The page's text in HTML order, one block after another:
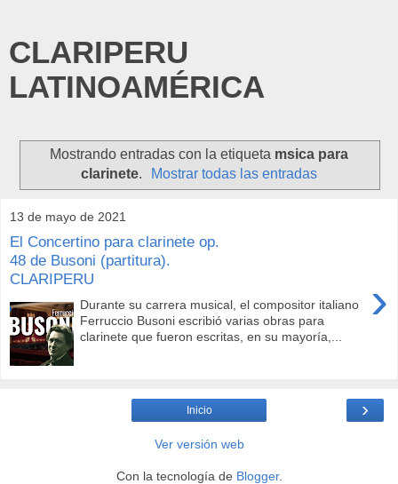
CLARIPERU
LATINOAMÉRICA
Mostrando entradas con la etiqueta msica para
clarinete. Mostrar todas las entradas
13 de mayo de 2021
El Concertino para clarinete op.
48 de Busoni (partitura).
CLARIPERU
›
Durante su carrera musical, el compositor italiano
Ferruccio Busoni escribió varias obras para
clarinete que fueron escritas, en su mayoría,...
›
Inicio
Ver versión web
Con la tecnología de Blogger.